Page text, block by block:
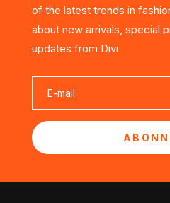
of the latest trends in
about new arrivals, special
updates from Divi